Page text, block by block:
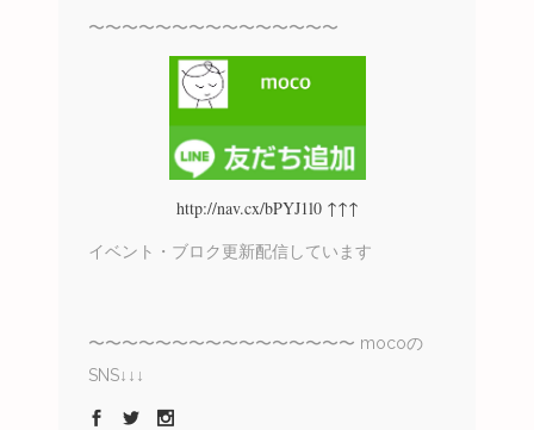
〜〜〜〜〜〜〜〜〜〜〜〜〜〜〜
http://nav.cx/bPYJ1l0 ↑↑↑
イベント・ブロク更新配信しています
〜〜〜〜〜〜〜〜〜〜〜〜〜〜〜〜 mocoの
SNS↓↓↓